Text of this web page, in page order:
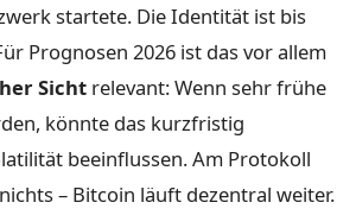
startete. Die Identität ist bis
Prognosen 2026 ist das vor allem
Sicht relevant: Wenn sehr frühe
könnte das kurzfristig
beeinflussen. Am Protokoll
– Bitcoin läuft dezentral weiter.